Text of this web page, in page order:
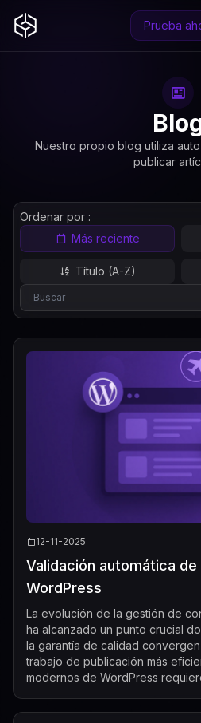
Prueba
Nuestro propio blog utiliza
publicar
Ordenar por :
Más reciente
Título (A-Z)
12-11-2025
Validación automática
WordPress
La evolución de la gestión de
ha alcanzado un punto crucial
la garantía de calidad
trabajo de publicación más
modernos de WordPress